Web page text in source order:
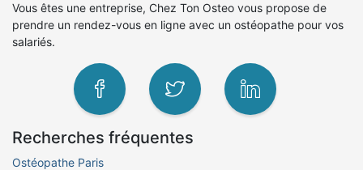
Vous êtes une entreprise, Chez Ton Osteo vous propose de
prendre un rendez-vous en ligne avec un ostéopathe pour vos
salariés.
Recherches fréquentes
Ostéopathe Paris